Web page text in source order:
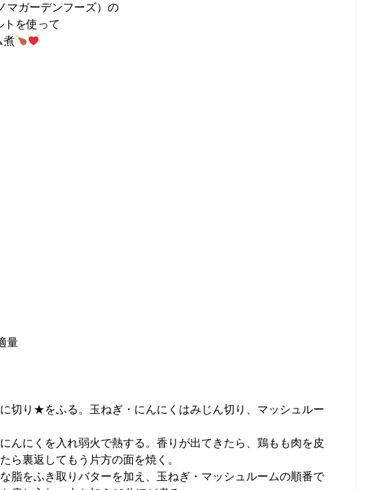
マガーデンフーズ）の
トを使って
煮
量
切り★をふる。玉ねぎ・にんにくはみじん切り、マッシュルー
んにくを入れ弱火で熱する。香りが出てきたら、鶏もも肉を皮
ら裏返してもう片方の面を焼く。
脂をふき取りバターを加え、玉ねぎ・マッシュルームの順番で